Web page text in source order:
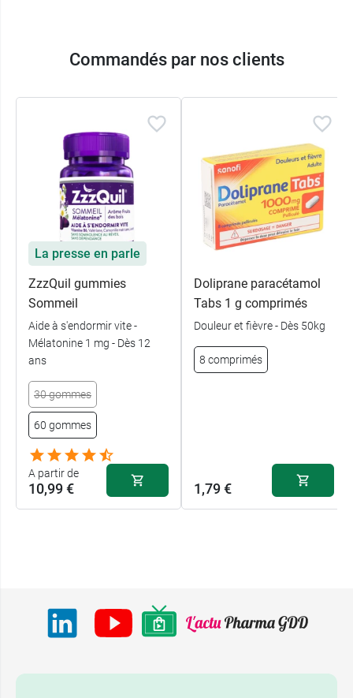
Commandés par nos clients
La presse en parle
ZzzQuil gummies
Sommeil
Aide à s'endormir vite -
Mélatonine 1 mg - Dès 12
ans
30 gommes
60 gommes
A partir de
10,99 €
Doliprane paracétamol
Tabs 1 g comprimés
Douleur et fièvre - Dès 50kg
8 comprimés
1,79 €